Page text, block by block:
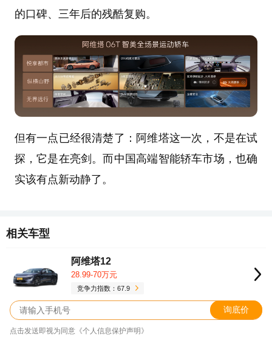
的口碑、三年后的残酷复购。
但有一点已经很清楚了：阿维塔这一次，不是在试
探，它是在亮剑。而中国高端智能轿车市场，也确
实该有点新动静了。
相关车型
阿维塔12
28.99-70万元
竞争力指数：67.9
询底价
点击发送即视为同意《个人信息保护声明》